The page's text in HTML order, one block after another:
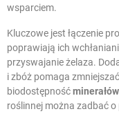
wsparciem.
Kluczowe jest łączenie
poprawiają ich
przyswajanie żelaza.
i zbóż pomaga
biodostępnośćminerałów
roślinnej można zadbać o